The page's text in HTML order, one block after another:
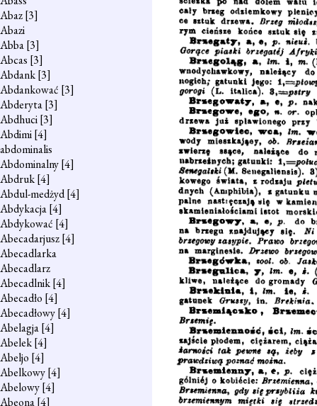
Abaz[3]
Abazi
Abba[3]
Abcas [3]
Abdank[3]
Abdankować [3]
Abderyta[3]
Abdhuci[3]
Abdimi[4]
abdominalis
Abdominalny[4]
Abdruk[4]
Abdul-medżyd[4]
Abdykacja[4]
Abdykować [4]
Abecadarjusz[4]
Abecadlarka
Abecadlarz
Abecadlnik[4]
Abecadło [4]
Abecadłowy[4]
Abelagja[4]
Abelek[4]
Abeljo [4]
Abelkowy[4]
Abelowy[4]
Abeona[4]